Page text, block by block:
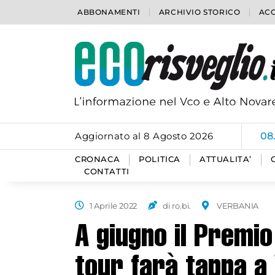
ABBONAMENTI ARCHIVIO STORICO
Aggiornato al 8 Agosto 2026
CRONACA POLITICA ATTUALITA’
CONTATTI
1 Aprile 2022 di ro.bi. VERBANIA
A giugno il